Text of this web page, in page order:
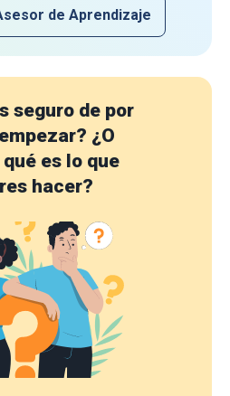
de Aprendizaje
seguro de por
¿O
es lo que
hacer?